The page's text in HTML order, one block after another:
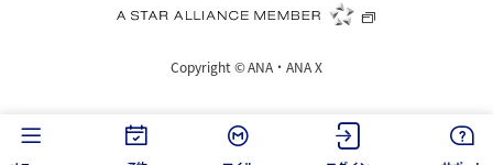
Copyright ©ANA・ANA X